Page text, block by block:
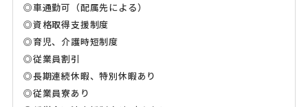
◎車通勤可（配属先による）
◎資格取得支援制度
◎育児、介護時短制度
◎従業員割引
◎長期連続休暇、特別休暇あり
◎従業員寮あり